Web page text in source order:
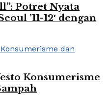
Potret Nyata
’11-12′ dengan
Konsumerisme